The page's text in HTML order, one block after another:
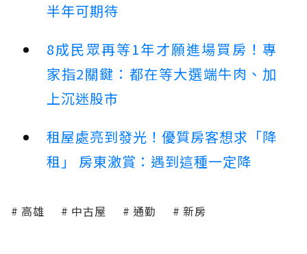
半年可期待
8成民眾再等1年才願進場買房！專
家指2關鍵：都在等大選端牛肉、加
上沉迷股市
租屋處亮到發光！優質房客想求「降
租」 房東激賞：遇到這種一定降
高雄 中古屋 通勤 新房